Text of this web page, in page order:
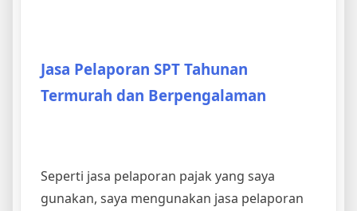
Jasa Pelaporan SPT Tahunan
Termurah dan Berpengalaman
Seperti jasa pelaporan pajak yang saya
gunakan, saya mengunakan jasa pelaporan